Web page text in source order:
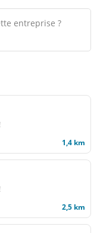
entreprise ?
1,4 km
2,5 km